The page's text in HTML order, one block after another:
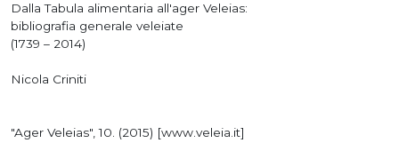
Dalla Tabula alimentaria all'ager Veleias:
bibliografia generale veleiate
(1739 – 2014)
Nicola Criniti
"Ager Veleias", 10. (2015) [www.veleia.it]